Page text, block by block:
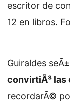
escritor de
12 en libros.
Guiraldes
convirtiÃ³ las
recordarÃ©